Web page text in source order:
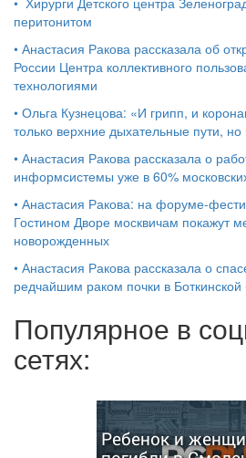
перитонитом
• Анастасия Ракова рассказала об
России Центра коллективного
технологиями
• Ольга Кузнецова: «И грипп, и
только верхние дыхательные пути, но
• Анастасия Ракова рассказала о
информсистемы уже в 60%
• Анастасия Ракова: на форуме-
Гостином Дворе москвичам покажут
новорожденных
• Анастасия Ракова рассказала о
редчайшим раком почки в
Популярное в
сетях:
Ребенок и